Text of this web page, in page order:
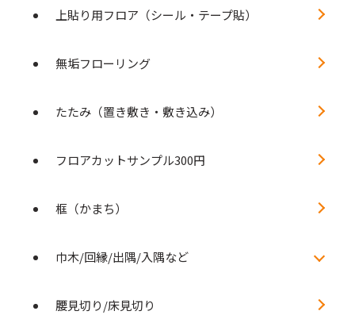
上貼り用フロア（シール・テープ貼）
無垢フローリング
たたみ（置き敷き・敷き込み）
フロアカットサンプル300円
框（かまち）
巾木/回縁/出隅/入隅など
腰見切り/床見切り